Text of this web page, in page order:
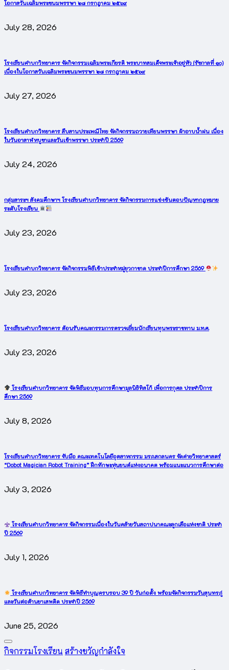
โอกาสวันเฉลิมพระชนมพรรษา ๒๘ กรกฎาคม ๒๕๖๙
July 28, 2026
โรงเรียนคำบกวิทยาคาร จัดกิจกรรมเฉลิมพระเกียรติ พระบาทสมเด็จพระเจ้าอยู่หัว (รัชกาลที่ ๑๐)
เนื่องในโอกาสวันเฉลิมพระชนมพรรษา ๒๘ กรกฎาคม ๒๕๖๙
July 27, 2026
โรงเรียนคำบกวิทยาคาร สืบสานประเพณีไทย จัดกิจกรรมถวายเทียนพรรษา ผ้าอาบน้ำฝน เนื่อง
ในวันอาสาฬหบูชาและวันเข้าพรรษา ประจำปี 2569
July 24, 2026
กลุ่มสาระฯ สังคมศึกษาฯ โรงเรียนคำบกวิทยาคาร จัดกิจกรรมการแข่งขันตอบปัญหากฎหมาย
ระดับโรงเรียน
July 23, 2026
โรงเรียนคำบกวิทยาคาร จัดกิจกรรมพิธีเข้าประจำหมู่ยุวกาชาด ประจำปีการศึกษา 2569
July 23, 2026
โรงเรียนคำบกวิทยาคาร ต้อนรับคณะกรรมการตรวจเยี่ยมนักเรียนทุนพระราชทาน ม.ท.ศ.
July 23, 2026
โรงเรียนคำบกวิทยาคาร จัดพิธีมอบทุนการศึกษามูลนิธิทิสโก้ เพื่อการกุศล ประจำปีการ
ศึกษา 2569
July 8, 2026
โรงเรียนคำบกวิทยาคาร จับมือ คณะเทคโนโลยีอุตสาหกรรม มรภ.สกลนคร จัดค่ายวิทยาศาสตร์
“Dobot Magician Robot Training” ฝึกทักษะหุ่นยนต์แห่งอนาคต พร้อมแนะแนวการศึกษาต่อ
July 3, 2026
โรงเรียนคำบกวิทยาคาร จัดกิจกรรมเนื่องในวันคล้ายวันสถาปนาคณะลูกเสือแห่งชาติ ประจำ
ปี 2569
July 1, 2026
โรงเรียนคำบกวิทยาคาร จัดพิธีทำบุญครบรอบ 39 ปี วันก่อตั้ง พร้อมจัดกิจกรรมวันสุนทรภู่
และวันต่อต้านยาเสพติด ประจำปี 2569
June 25, 2026
Posted
กิจกรรมโรงเรียน สร้างขวัญกำลังใจ